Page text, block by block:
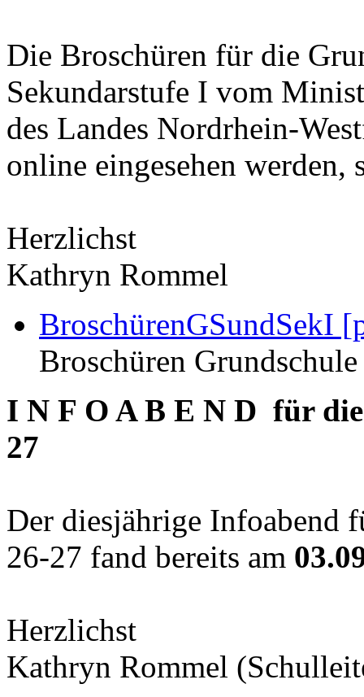
Die Broschüren für die
Sekundarstufe I vom
des Landes Nordrhein-
online eingesehen
Herzlichst
Kathryn Rommel
BroschürenGSundSekI
Broschüren
I N F O A B E N D für
27
Der diesjährige Infoabend
26-27 fand bereits am
Herzlichst
Kathryn Rommel